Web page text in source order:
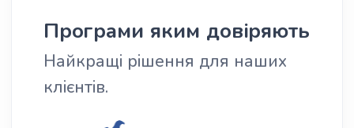
Програми яким довіряють
Найкращі рішення для наших
клієнтів.